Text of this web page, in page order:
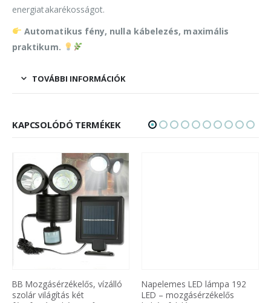
energiatakarékosságot.
Automatikus fény, nulla kábelezés, maximális
praktikum.
TOVÁBBI INFORMÁCIÓK
KAPCSOLÓDÓ TERMÉKEK
BB Mozgásérzékelős, vízálló
szolár világítás két
Napelemes LED lámpa 192
LED – mozgásérzékelős